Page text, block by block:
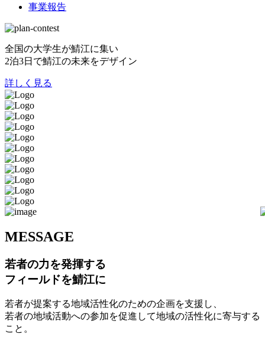
事業報告
全国の大学生が鯖江に集い
2泊3日で鯖江の未来をデザイン
詳しく見る
MESSAGE
若者の力を発揮する
フィールドを鯖江に
若者が提案する地域活性化のための企画を支援し、
若者の地域活動への参加を促進して地域の活性化に寄与する
こと。